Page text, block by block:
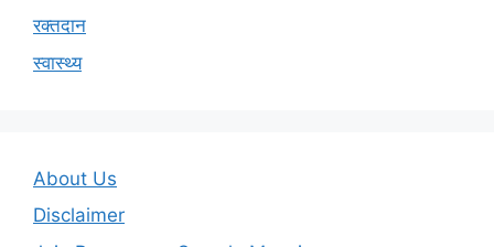
रक्तदान
स्वास्थ्य
About Us
Disclaimer